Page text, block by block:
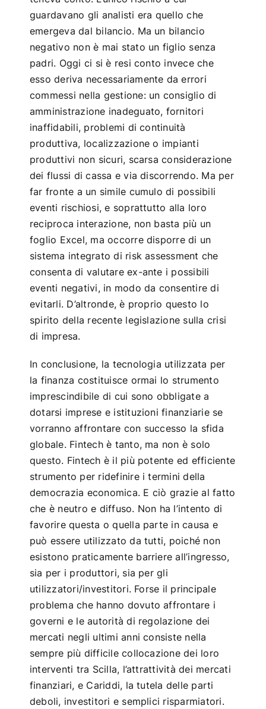
guardavano gli analisti era quello che
emergeva dal bilancio. Ma un bilancio
negativo non è mai stato un figlio senza
padri. Oggi ci si è resi conto invece che
esso deriva necessariamente da errori
commessi nella gestione: un consiglio di
amministrazione inadeguato, fornitori
inaffidabili, problemi di continuità
produttiva, localizzazione o impianti
produttivi non sicuri, scarsa considerazione
dei flussi di cassa e via discorrendo. Ma per
far fronte a un simile cumulo di possibili
eventi rischiosi, e soprattutto alla loro
reciproca interazione, non basta più un
foglio Excel, ma occorre disporre di un
sistema integrato di risk assessment che
consenta di valutare ex-ante i possibili
eventi negativi, in modo da consentire di
evitarli. D’altronde, è proprio questo lo
spirito della recente legislazione sulla crisi
di impresa.
In conclusione, la tecnologia utilizzata per
la finanza costituisce ormai lo strumento
imprescindibile di cui sono obbligate a
dotarsi imprese e istituzioni finanziarie se
vorranno affrontare con successo la sfida
globale. Fintech è tanto, ma non è solo
questo. Fintech è il più potente ed efficiente
strumento per ridefinire i termini della
democrazia economica. E ciò grazie al fatto
che è neutro e diffuso. Non ha l’intento di
favorire questa o quella parte in causa e
può essere utilizzato da tutti, poiché non
esistono praticamente barriere all’ingresso,
sia per i produttori, sia per gli
utilizzatori/investitori. Forse il principale
problema che hanno dovuto affrontare i
governi e le autorità di regolazione dei
mercati negli ultimi anni consiste nella
sempre più difficile collocazione dei loro
interventi tra Scilla, l’attrattività dei mercati
finanziari, e Cariddi, la tutela delle parti
deboli, investitori e semplici risparmiatori.